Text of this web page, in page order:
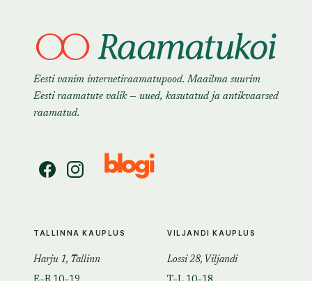
Eesti vanim internetiraamatupood. Maailma suurim
Eesti raamatute valik — uued, kasutatud ja antikvaarsed
raamatud.
TALLINNA KAUPLUS
Harju 1, Tallinn
VILJANDI KAUPLUS
Lossi 28, Viljandi